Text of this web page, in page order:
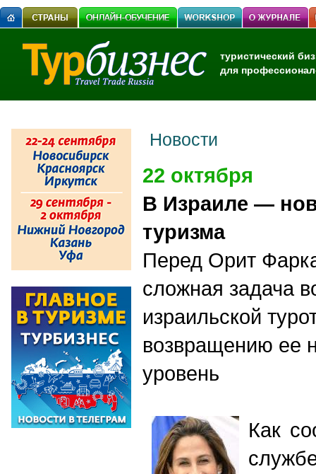
туристический
для
Новости
22 октября
В Израиле —
туризма
Перед Орит
сложная задача
израильской
возвращению ее
уровень
Как